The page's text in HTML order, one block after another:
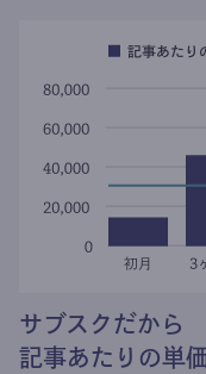
サブスクだから
記事あたりの単